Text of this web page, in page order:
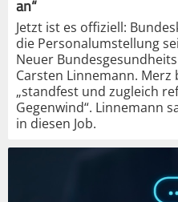
an“
Jetzt ist es offiziell:
die Personalumstellung
Neuer
Carsten Linnemann. Merz
„standfest und zugleich
Gegenwind“. Linnemann
in diesen Job.